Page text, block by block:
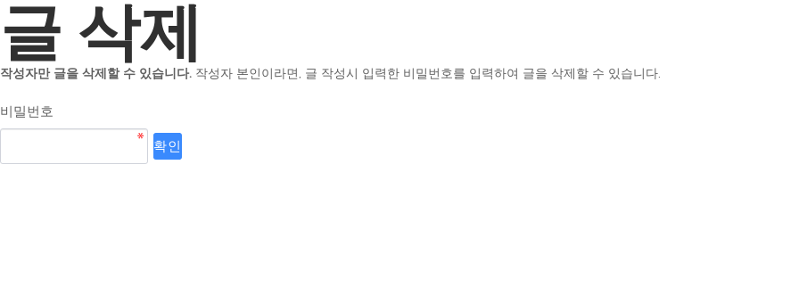
글 삭제
작성자만 글을 삭제할 수 있습니다. 작성자 본인이라면, 글 작성시 입력한 비밀번호를 입력하여 글을 삭제할 수 있습니다.
비밀번호